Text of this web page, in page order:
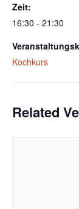
Zeit:
16:30 - 21:30
Kochkurs
Related